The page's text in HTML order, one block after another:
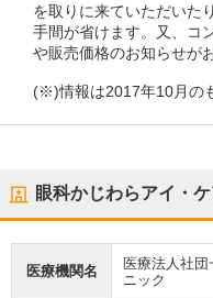
を取りに来ていただいた
手間が省けます。又、コ
や販売価格のお知らせが
(※)情報は2017年10月の
眼科かじわらアイ・
医療機関名
医療法人社団
ニック